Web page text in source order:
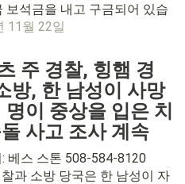
보석금을 내고 구금되어 있습
11월 22일
주 경찰, 힝햄 경
방, 한 남성이 사망
이 중상을 입은 치
사고 조사 계속
베스 스톤 508-584-8120
과 소방 당국은 한 남성이 자